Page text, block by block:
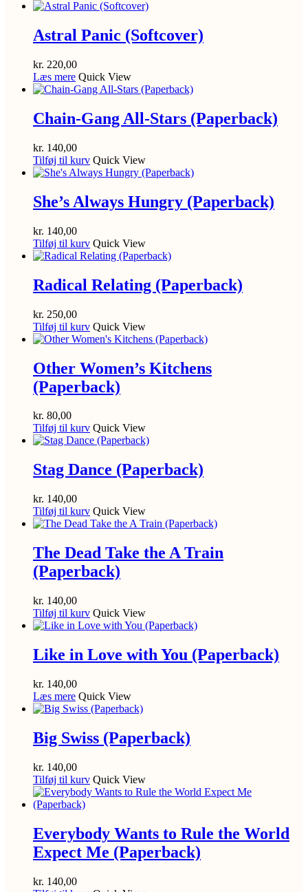
Astral Panic (Softcover)
kr. 220,00
Læs mere Quick View
Chain-Gang All-Stars (Paperback)
kr. 140,00
Tilføj til kurv Quick View
She’s Always Hungry (Paperback)
kr. 140,00
Tilføj til kurv Quick View
Radical Relating (Paperback)
kr. 250,00
Tilføj til kurv Quick View
Other Women’s Kitchens
(Paperback)
kr. 80,00
Tilføj til kurv Quick View
Stag Dance (Paperback)
kr. 140,00
Tilføj til kurv Quick View
The Dead Take the A Train
(Paperback)
kr. 140,00
Tilføj til kurv Quick View
Like in Love with You (Paperback)
kr. 140,00
Læs mere Quick View
Big Swiss (Paperback)
kr. 140,00
Tilføj til kurv Quick View
Everybody Wants to Rule the World
Expect Me (Paperback)
kr. 140,00